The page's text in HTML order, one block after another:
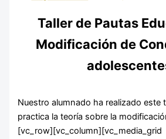
Taller de Pautas
Modificación de
Nuestro alumnado ha realizado este
practica la teoría sobre la
[vc_row][vc_column][vc_media_grid